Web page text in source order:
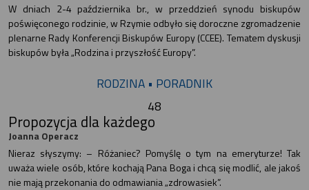
W dniach 2-4 października br., w przeddzień synodu biskupów
poświęconego rodzinie, w Rzymie odbyło się doroczne zgromadzenie
plenarne Rady Konferencji Biskupów Europy (CCEE). Tematem dyskusji
biskupów była „Rodzina i przyszłość Europy”.
RODZINA • PORADNIK
48
Propozycja dla każdego
Joanna Operacz
Nieraz słyszymy: – Różaniec? Pomyślę o tym na emeryturze! Tak
uważa wiele osób, które kochają Pana Boga i chcą się modlić, ale jakoś
nie mają przekonania do odmawiania „zdrowasiek”.